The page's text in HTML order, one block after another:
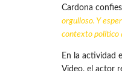
Cardona
orgulloso. Y
contexto político
En la actividad
Video, el actor